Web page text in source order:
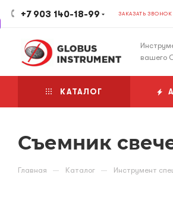
+7 903 140-18-99 ЗАКАЗАТЬ ЗВОНОК
вашего
КАТАЛОГ
Съемник
Главная — Каталог — Инструмент